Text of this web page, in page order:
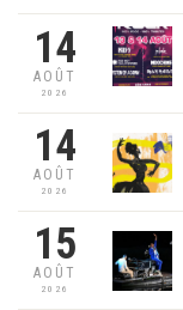
14
AOÛT
2026
14
AOÛT
2026
15
AOÛT
2026